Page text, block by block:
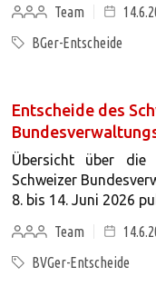
Team
BGer-Entscheide
Entscheide des
Übersicht über die
Schweizer
8. bis 14. Juni 2026
Team
BVGer-Entscheide